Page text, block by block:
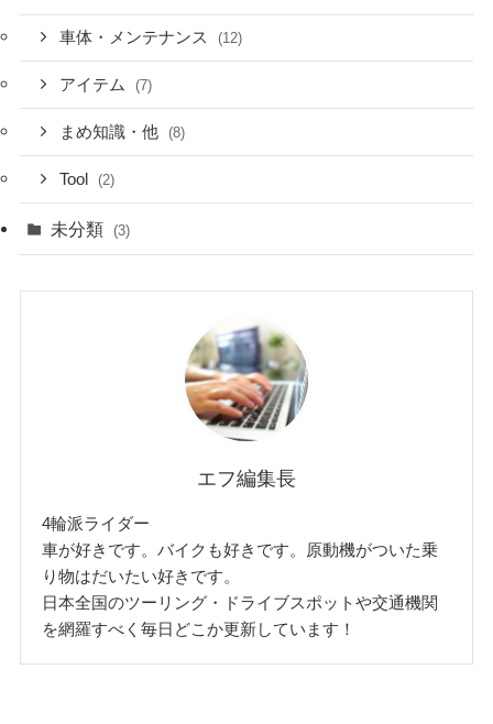
車体・メンテナンス (12)
アイテム (7)
まめ知識・他 (8)
Tool (2)
未分類 (3)
エフ編集長
4輪派ライダー
車が好きです。バイクも好きです。原動機がついた乗
り物はだいたい好きです。
日本全国のツーリング・ドライブスポットや交通機関
を網羅すべく毎日どこか更新しています！